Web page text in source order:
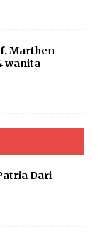
Marthen
wanita
Dari